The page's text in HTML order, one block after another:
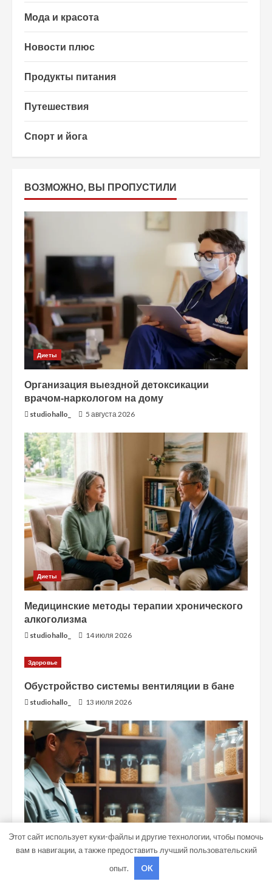
Мода и красота
Новости плюс
Продукты питания
Путешествия
Спорт и йога
ВОЗМОЖНО, ВЫ ПРОПУСТИЛИ
Диеты
Организация выездной детоксикации
врачом-наркологом на дому
studiohallo_ 5 августа 2026
Диеты
Медицинские методы терапии хронического
алкоголизма
studiohallo_ 14 июля 2026
Здоровье
Обустройство системы вентиляции в бане
studiohallo_ 13 июля 2026
Этот сайт использует куки-файлы и другие технологии, чтобы помочь
вам в навигации, а также предоставить лучший пользовательский
опыт.
OK